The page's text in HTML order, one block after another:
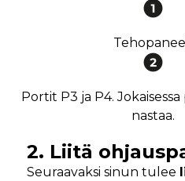
Portit P3 ja P4.
nastaa.
2. Liitä
Seuraavaksi sinun tulee